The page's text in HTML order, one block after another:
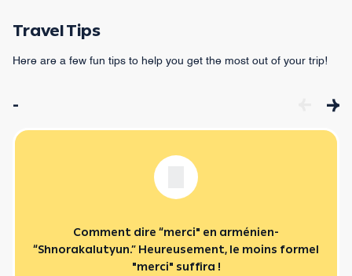
Travel Tips
Here are a few fun tips to help you get the most out of your trip!
-
Comment dire “merci" en arménien-
“Shnorakalutyun.” Heureusement, le moins formel
"merci" suffira !